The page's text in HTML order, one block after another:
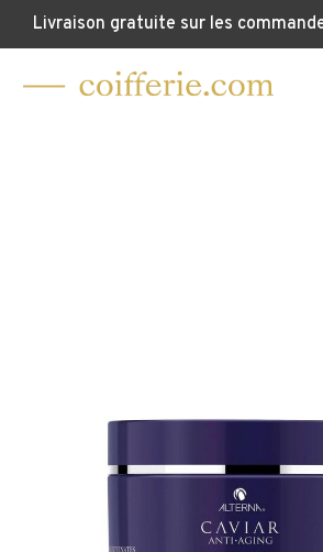
Livraison gratuite sur les